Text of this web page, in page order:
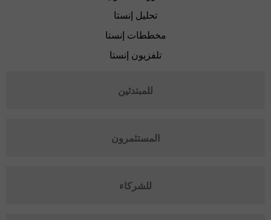
تحليل إنستا
مخططات إنستا
تلفزيون إنستا
للمبتدئين
المستثمرون
للشركاء